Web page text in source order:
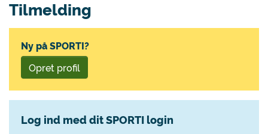
Tilmelding
Ny på SPORTI?
Opret profil
Log ind med dit SPORTI login